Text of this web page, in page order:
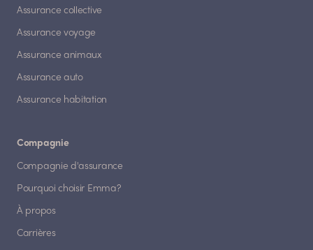
Assurance collective
Assurance voyage
Assurance animaux
Assurance auto
Assurance habitation
Compagnie
Compagnie d'assurance
Pourquoi choisir Emma?
À propos
Carrières